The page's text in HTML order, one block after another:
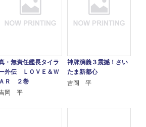
・無責任艦長タイラ
外伝 ＬＯＶＥ＆Ｗ
ＡＲ ２巻
岡 平
神牌演義３震撼！さい
たま新都心
吉岡 平